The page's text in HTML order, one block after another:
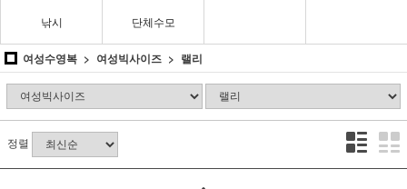
낚시 단체수모
여성수영복 여성빅사이즈 랠리
정렬